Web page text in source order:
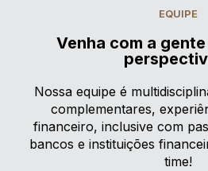
EQUIPE
Venha com a
Nossa equipe é
complementares,
financeiro, inclusive com
bancos e instituições
time!